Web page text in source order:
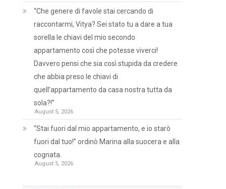
“Che genere di favole stai cercando di
raccontarmi, Vitya? Sei stato tu a dare a tua
sorella le chiavi del mio secondo
appartamento così che potesse viverci!
Davvero pensi che sia così stupida da credere
che abbia preso le chiavi di
quell’appartamento da casa nostra tutta da
sola?!”
August 5, 2026
“Stai fuori dal mio appartamento, e io starò
fuori dal tuo!” ordinò Marina alla suocera e alla
cognata.
August 5, 2026